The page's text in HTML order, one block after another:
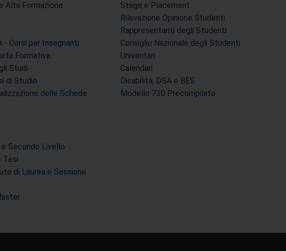
Alta Formazione
- Corsi per Insegnanti
Formativa
Studi
di Studio
delle Schede
Secondo Livello
Tesi
di Laurea e Sessione
Stage e Placement
Rilevazione Opinione Studenti
Rappresentanti degli Studenti
Consiglio Nazionale degli Studenti
Univeritari
Calendari
Disabilità, DSA e BES
Modello 730 Precompilato